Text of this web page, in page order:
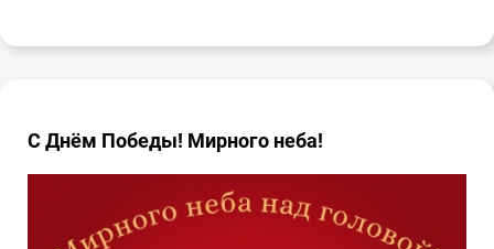
С Днём Победы! Мирного неба!